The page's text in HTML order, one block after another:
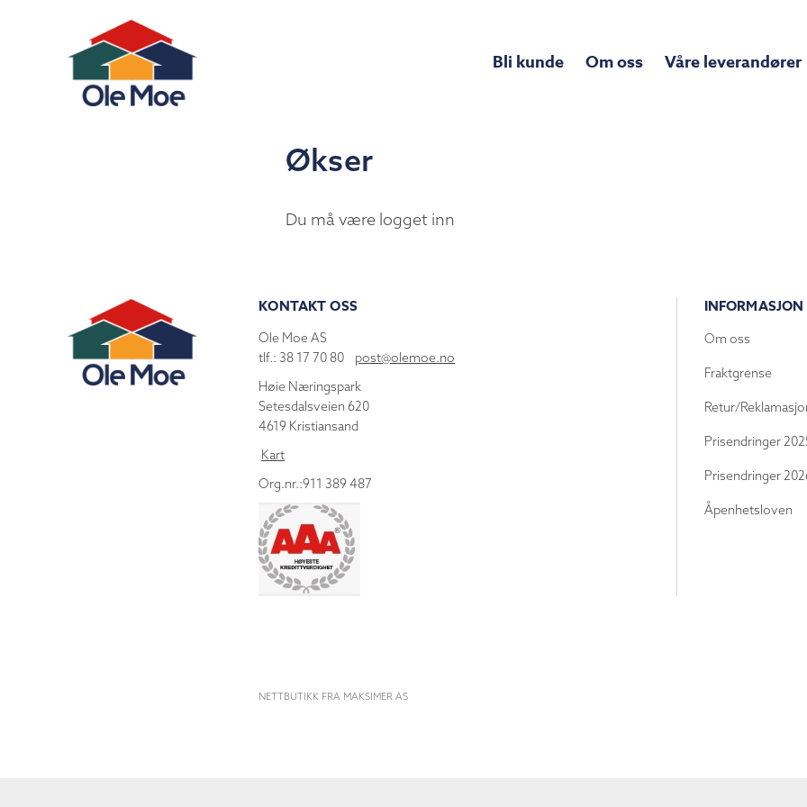
Bli kunde Om oss Våre leverandører
Økser
Du må være logget inn
KONTAKT OSS
Ole Moe AS
tlf.: 38 17 70 80 post@olemoe.no
Høie Næringspark
Setesdalsveien 620
4619 Kristiansand
Kart
Org.nr.:911 389 487
INFORMASJON
Om oss
Fraktgrense
Retur/
Prisendringer
Prisendringer
Åpenhetsloven
NETTBUTIKK FRA MAKSIMER AS